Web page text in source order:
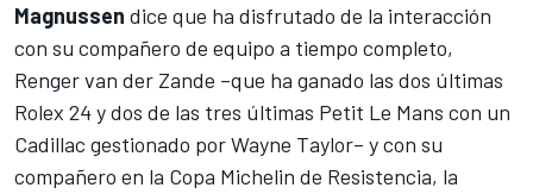
Magnussen dice que ha disfrutado de la interacción
con su compañero de equipo a tiempo completo,
Renger van der Zande –que ha ganado las dos últimas
Rolex 24 y dos de las tres últimas Petit Le Mans con un
Cadillac gestionado por Wayne Taylor– y con su
compañero en la Copa Michelin de Resistencia, la